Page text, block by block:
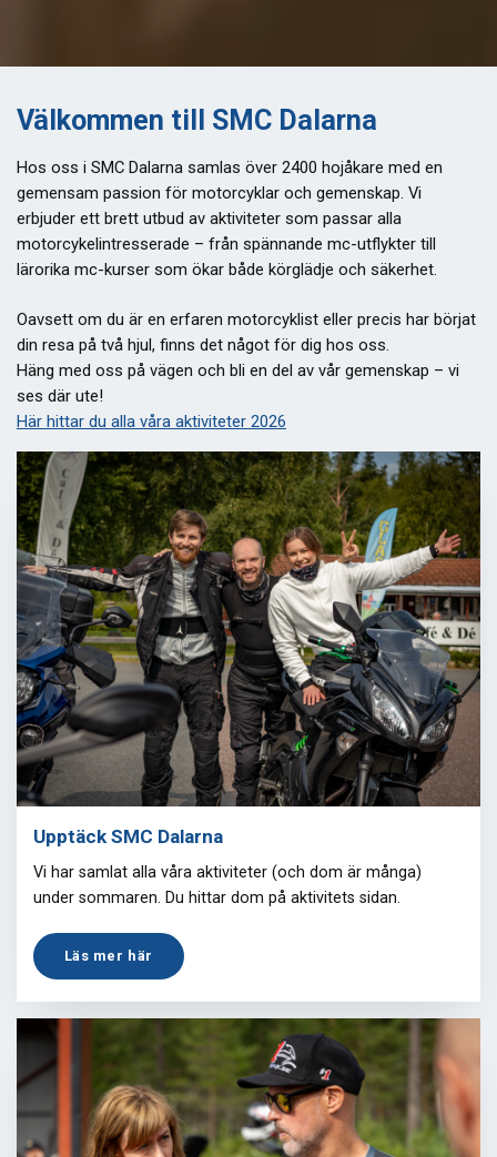
Välkommen till SMC Dalarna
Hos oss i SMC Dalarna samlas över 2400 hojåkare med en
gemensam passion för motorcyklar och gemenskap. Vi
erbjuder ett brett utbud av aktiviteter som passar alla
motorcykelintresserade – från spännande mc-utflykter till
lärorika mc-kurser som ökar både körglädje och säkerhet.
Oavsett om du är en erfaren motorcyklist eller precis har börjat
din resa på två hjul, finns det något för dig hos oss.
Häng med oss på vägen och bli en del av vår gemenskap – vi
ses där ute!
Här hittar du alla våra aktiviteter 2026
Upptäck SMC Dalarna
Vi har samlat alla våra aktiviteter (och dom är många)
under sommaren. Du hittar dom på aktivitets sidan.
Läs mer här